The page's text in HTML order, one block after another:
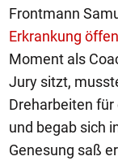
Frontmann
Erkrankung
Moment als
Jury sitzt,
Dreharbeiten
und begab sich
Genesung saß